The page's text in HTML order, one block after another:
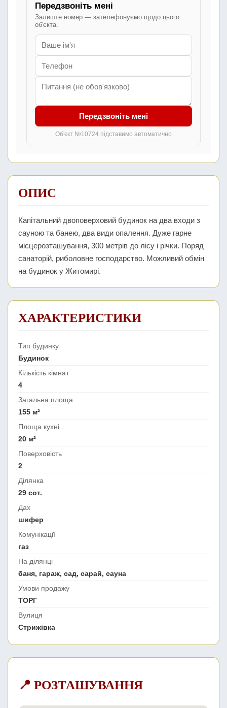
Передзвоніть мені
Залиште номер — зателефонуємо щодо цього
об'єкта.
Передзвоніть мені
Об'єкт №10724 підставимо автоматично
ОПИС
Капітальний двоповерховий будинок на два входи з
сауною та банею, два види опалення. Дуже гарне
місцерозташування, 300 метрів до лісу і річки. Поряд
санаторій, риболовне господарство. Можливий обмін
на будинок у Житомирі.
ХАРАКТЕРИСТИКИ
Тип будинку
Будинок
Кількість кімнат
4
Загальна площа
155 м²
Площа кухні
20 м²
Поверховість
2
Ділянка
29 сот.
Дах
шифер
Комунікації
газ
На ділянці
баня, гараж, сад, сарай, сауна
Умови продажу
ТОРГ
Вулиця
Стрижівка
📍 РОЗТАШУВАННЯ